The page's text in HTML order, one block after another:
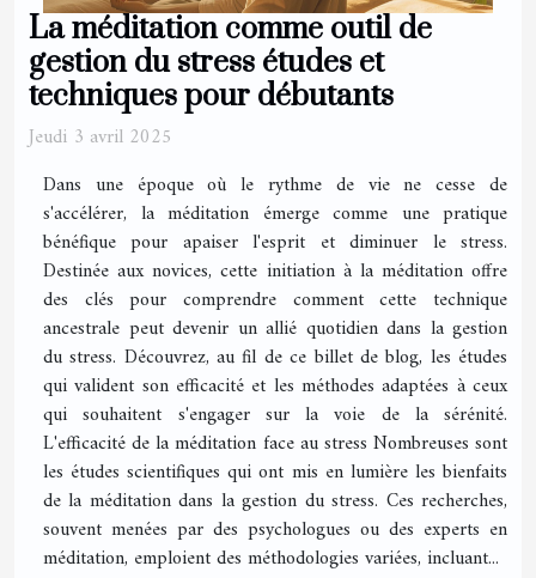
La méditation comme outil de
gestion du stress études et
techniques pour débutants
Jeudi 3 avril 2025
Dans une époque où le rythme de vie ne cesse de
s'accélérer, la méditation émerge comme une pratique
bénéfique pour apaiser l'esprit et diminuer le stress.
Destinée aux novices, cette initiation à la méditation offre
des clés pour comprendre comment cette technique
ancestrale peut devenir un allié quotidien dans la gestion
du stress. Découvrez, au fil de ce billet de blog, les études
qui valident son efficacité et les méthodes adaptées à ceux
qui souhaitent s'engager sur la voie de la sérénité.
L'efficacité de la méditation face au stress Nombreuses sont
les études scientifiques qui ont mis en lumière les bienfaits
de la méditation dans la gestion du stress. Ces recherches,
souvent menées par des psychologues ou des experts en
méditation, emploient des méthodologies variées, incluant...